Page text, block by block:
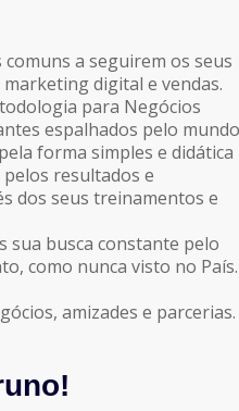
a seguirem os seus
digital e vendas.
para Negócios
espalhados pelo
forma simples e didática
resultados e
dos seus treinamentos e
sua busca constante pelo
como nunca visto no País.
amizades e parcerias.